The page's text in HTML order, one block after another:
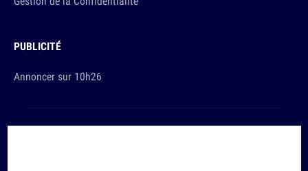
PUBLICITÉ
Annoncer sur 10h26